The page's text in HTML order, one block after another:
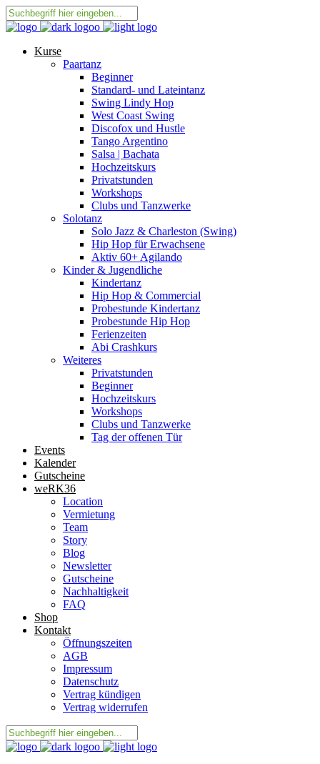
Kurse
Paartanz
Beginner
Standard- und Lateintanz
Swing Lindy Hop
West Coast Swing
Discofox und Hustle
Tango Argentino
Salsa | Bachata
Hochzeitskurs
Privatstunden
Workshops
Clubs und Tanzwerke
Solotanz
Solo Jazz & Charleston (Swing)
Hip Hop für Erwachsene
Aktiv 60+ Agilando
Kinder & Jugendliche
Kindertanz
Hip Hop & Commercial
Probestunde Kindertanz
Probestunde Hip Hop
Ferienzeiten
Abi Crashkurs
Weiteres
Privatstunden
Beginner
Hochzeitskurs
Workshops
Clubs und Tanzwerke
Tag der offenen Tür
Events
Kalender
Gutscheine
weRK36
Location
Vermietung
Team
Story
Blog
Newsletter
Gutscheine
Nachhaltigkeit
FAQ
Shop
Kontakt
Öffnungszeiten
AGB
Impressum
Datenschutz
Vertrag kündigen
Vertrag widerrufen